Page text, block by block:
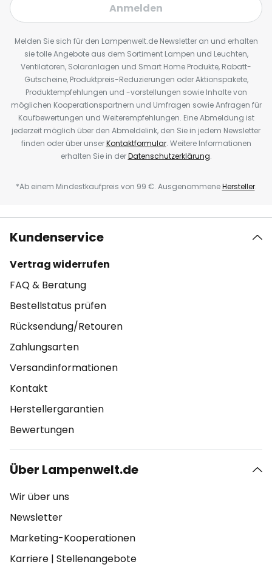
Anmelden
Melden Sie sich für den Lampenwelt.de Newsletter an und erhalten
sie tolle Angebote aus dem Sortiment Lampen und Leuchten,
Ventilatoren, Solaranlagen und Smart Home Produkte, Rabatt-
Gutscheine, Produktpreis-Reduzierungen oder Aktionspakete,
Produktempfehlungen und -vorstellungen sowie Inhalte von
möglichen Kooperationspartnern und Umfragen sowie Anfragen für
Kaufbewertungen und Weiterempfehlungen. Eine Abmeldung ist
jederzeit möglich über den Abmeldelink, den Sie in jedem Newsletter
finden oder über unserKontaktformular. Weitere Informationen
erhalten Sie in derDatenschutzerklärung.
*Ab einem Mindestkaufpreis von 99 €. AusgenommeneHersteller.
Kundenservice
Vertrag widerrufen
FAQ & Beratung
Bestellstatus prüfen
Rücksendung/Retouren
Zahlungsarten
Versandinformationen
Kontakt
Herstellergarantien
Bewertungen
Über Lampenwelt.de
Wir über uns
Newsletter
Marketing-Kooperationen
Karriere | Stellenangebote